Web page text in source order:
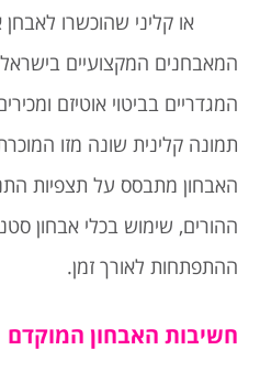
או קליני שהוכשרו לאבחן
המאבחנים המקצועיים בישראל
המגדריים בביטוי אוטיזם
תמונה קלינית שונה מזו
האבחון מתבסס על תצפיות
ההורים, שימוש בכלי אבחון
ההתפתחות לאורך זמן.
חשיבות האבחון המוקדם